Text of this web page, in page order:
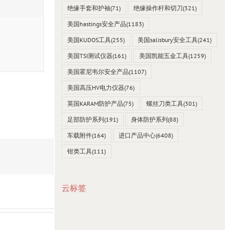
绝缘手套和护袖(71) 绝缘操作杆和切刀(321)
美国hastings安全产品(1183)
美国KUDOS工具(255) 美国salisbury安全工具(241)
美国TSI测试仪器(161) 美国凯能五金工具(1259)
美国霍尼韦尔安全产品(1107)
美国高压HV电力仪器(76)
英国KARAM防护产品(75) 螺丝刀类工具(301)
足部防护系列(191) 身体防护系列(88)
车载附件(164) 进口产品中心(6408)
钳类工具(111)
云标签